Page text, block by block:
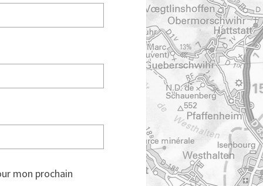
mon prochain